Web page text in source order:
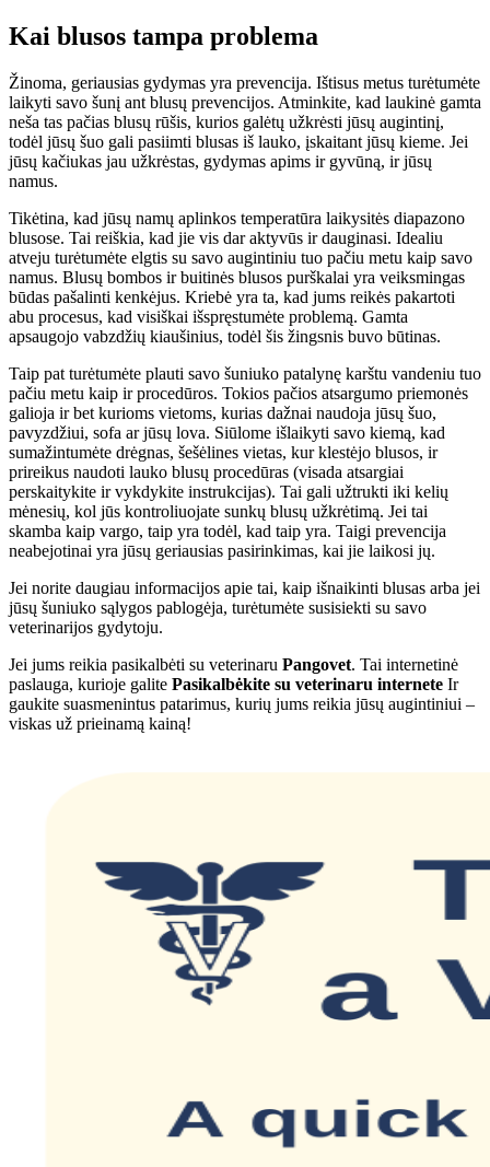
Kai blusos tampa problema
Žinoma, geriausias gydymas yra prevencija. Ištisus metus turėtumėte
laikyti savo šunį ant blusų prevencijos. Atminkite, kad laukinė gamta
neša tas pačias blusų rūšis, kurios galėtų užkrėsti jūsų augintinį,
todėl jūsų šuo gali pasiimti blusas iš lauko, įskaitant jūsų kieme. Jei
jūsų kačiukas jau užkrėstas, gydymas apims ir gyvūną, ir jūsų
namus.
Tikėtina, kad jūsų namų aplinkos temperatūra laikysitės diapazono
blusose. Tai reiškia, kad jie vis dar aktyvūs ir dauginasi. Idealiu
atveju turėtumėte elgtis su savo augintiniu tuo pačiu metu kaip savo
namus. Blusų bombos ir buitinės blusos purškalai yra veiksmingas
būdas pašalinti kenkėjus. Kriebė yra ta, kad jums reikės pakartoti
abu procesus, kad visiškai išspręstumėte problemą. Gamta
apsaugojo vabzdžių kiaušinius, todėl šis žingsnis buvo būtinas.
Taip pat turėtumėte plauti savo šuniuko patalynę karštu vandeniu tuo
pačiu metu kaip ir procedūros. Tokios pačios atsargumo priemonės
galioja ir bet kurioms vietoms, kurias dažnai naudoja jūsų šuo,
pavyzdžiui, sofa ar jūsų lova. Siūlome išlaikyti savo kiemą, kad
sumažintumėte drėgnas, šešėlines vietas, kur klestėjo blusos, ir
prireikus naudoti lauko blusų procedūras (visada atsargiai
perskaitykite ir vykdykite instrukcijas). Tai gali užtrukti iki kelių
mėnesių, kol jūs kontroliuojate sunkų blusų užkrėtimą. Jei tai
skamba kaip vargo, taip yra todėl, kad taip yra. Taigi prevencija
neabejotinai yra jūsų geriausias pasirinkimas, kai jie laikosi jų.
Jei norite daugiau informacijos apie tai, kaip išnaikinti blusas arba jei
jūsų šuniuko sąlygos pablogėja, turėtumėte susisiekti su savo
veterinarijos gydytoju.
Jei jums reikia pasikalbėti su veterinaru Pangovet. Tai internetinė
paslauga, kurioje galite Pasikalbėkite su veterinaru internete Ir
gaukite suasmenintus patarimus, kurių jums reikia jūsų augintiniui –
viskas už prieinamą kainą!